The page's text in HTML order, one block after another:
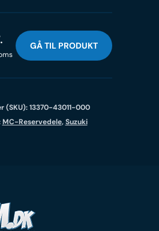
GÅ TIL PRODUKT
(SKU):13370-43011-000
MC-Reservedele,Suzuki